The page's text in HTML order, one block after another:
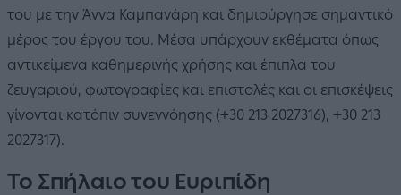
του με την Άννα Καμπανάρη και δημιούργησε σημαντικό
μέρος του έργου του. Μέσα υπάρχουν εκθέματα όπως
αντικείμενα καθημερινής χρήσης και έπιπλα του
ζευγαριού, φωτογραφίες και επιστολές και οι επισκέψεις
γίνονται κατόπιν συνεννόησης (+30 213 2027316), +30 213
2027317).
Το Σπήλαιο του Ευριπίδη